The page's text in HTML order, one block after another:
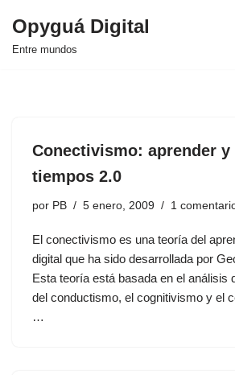
Saltar
Opyguá Digital
Entre mundos
Conectivismo: aprender y
tiempos 2.0
por PB 5 enero, 2009 1
El conectivismo es una teoría del
digital que ha sido desarrollada por
Esta teoría está basada en el análisis
del conductismo, el cognitivismo y el
…